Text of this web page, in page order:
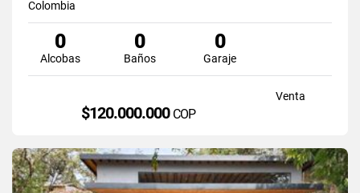
Colombia
0
Alcobas
0
Baños
0
Garaje
Venta
$120.000.000 COP